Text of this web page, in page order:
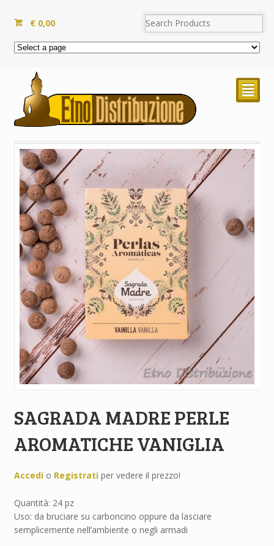
€ 0,00
²
SAGRADA MADRE PERLE
AROMATICHE VANIGLIA
Accedio Registratiper vedere il prezzo!
Quantità: 24 pz
Uso: da bruciare su carboncino oppure da lasciare
semplicemente nell’ambiente o negli armadi